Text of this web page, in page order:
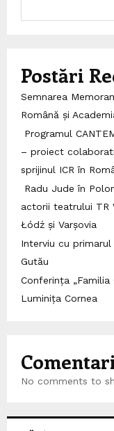
Postări
Semnarea
Română și
Programul
– proiect
sprijinul ICR în
Radu Jude în
actorii teatrului TR
Łódź și Varșovia
Interviu cu primarul
Gutău
Conferința
Luminița Cornea
No comments to